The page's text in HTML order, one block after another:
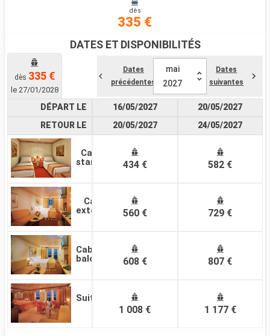
dès
335 €
DATES ET DISPONIBILITÉS
dès 335 €
le 27/01/2028
Dates
précédentes
mai
2027
Dates
suivantes
DÉPART LE
RETOUR LE
Cabine
standard
Cabine
extérieure
Cabine
balcon
Suite
16/05/2027
20/05/2027
434 €
560 €
608 €
1 008 €
20/05/2027
24/05/2027
582 €
729 €
807 €
1 177 €
Rechercher